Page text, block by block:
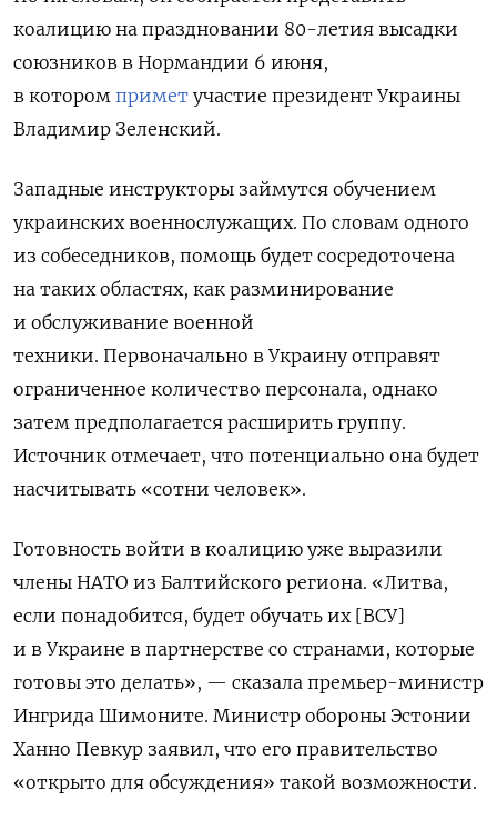
коалицию на праздновании 80-летия высадки
союзников в Нормандии 6 июня,
в котором примет участие президент Украины
Владимир Зеленский.
Западные инструкторы займутся обучением
украинских военнослужащих. По словам одного
из собеседников, помощь будет сосредоточена
на таких областях, как разминирование
и обслуживание военной
техники. Первоначально в Украину отправят
ограниченное количество персонала, однако
затем предполагается расширить группу.
Источник отмечает, что потенциально она будет
насчитывать «сотни человек».
Готовность войти в коалицию уже выразили
члены НАТО из Балтийского региона. «Литва,
если понадобится, будет обучать их [ВСУ]
и в Украине в партнерстве со странами, которые
готовы это делать», — сказала премьер-министр
Ингрида Шимоните. Министр обороны Эстонии
Ханно Певкур заявил, что его правительство
«открыто для обсуждения» такой возможности.